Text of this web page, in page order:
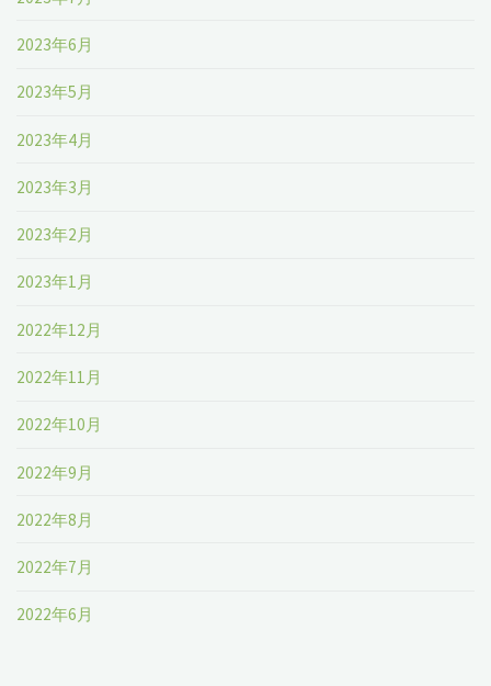
2023年6月
2023年5月
2023年4月
2023年3月
2023年2月
2023年1月
2022年12月
2022年11月
2022年10月
2022年9月
2022年8月
2022年7月
2022年6月